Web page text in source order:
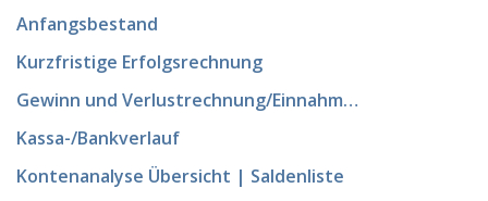
Anfangsbestand
Kurzfristige Erfolgsrechnung
Gewinn und Verlustrechnung/Einnahmen Ausgaben Rechnung
Kassa-/Bankverlauf
Kontenanalyse Übersicht | Saldenliste